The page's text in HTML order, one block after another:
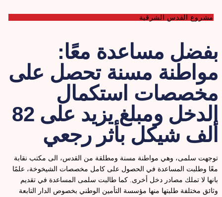
مشروع القدس الشرقية
بفضل مساعدة معًا:
مواطنة مسنة تحصل على
مخصصات استكمال
الدخل ومبلغ يزيد على 82
ألف شيكل بأثر رجعي
توجهت سلمى، وهي مواطنة مسنة ومطلقة من القدس، الى مكتب نقابة
معًا وطلبت المساعدة في الحصول على كامل مخصصات الشيخوخة، علمًا
بانها لا تملك مصادر دخل أخرى. كما طالبت سلمى المساعدة في تقديم
وثائق مختلفة طلبتها منها مؤسسة التأمين الوطني بخصوص الدار التابعة